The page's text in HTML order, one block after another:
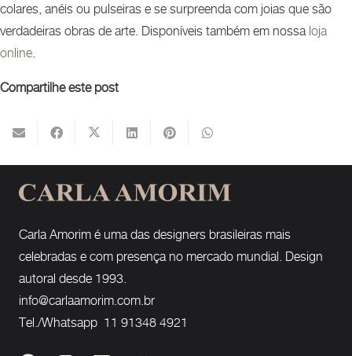
colares, anéis ou pulseiras e se surpreenda com joias que são
verdadeiras obras de arte. Disponíveis também em nossa loja
online.
Compartilhe este post
Carla Amorim é uma das designers brasileiras mais
celebradas e com presença no mercado mundial. Design
autoral desde 1993.
info@carlaamorim.com.br
Tel./Whatsapp 11 91348 4921